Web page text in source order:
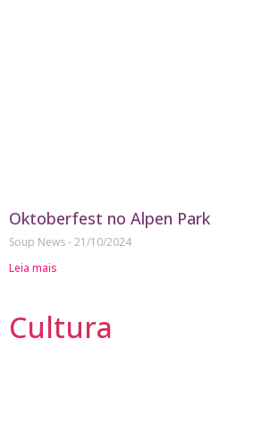
Oktoberfest no Alpen Park
Soup News 21/10/2024
Leia mais
Cultura